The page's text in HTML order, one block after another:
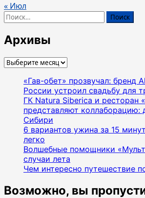
« Июл
Найти:
Архивы
Архивы
«Гав-обет» прозвучал: бренд
России устроил свадьбу для
ГК Natura Siberica и ресторан
представляют коллаборацию:
Сибири
6 вариантов ужина за 15
легко
Волшебные помощники
случаи лета
Чем интересно путешествие
Возможно, вы